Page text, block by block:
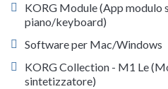
KORG Module (App modulo
piano/keyboard)
Software per Mac/Windows
KORG Collection - M1 Le
sintetizzatore)